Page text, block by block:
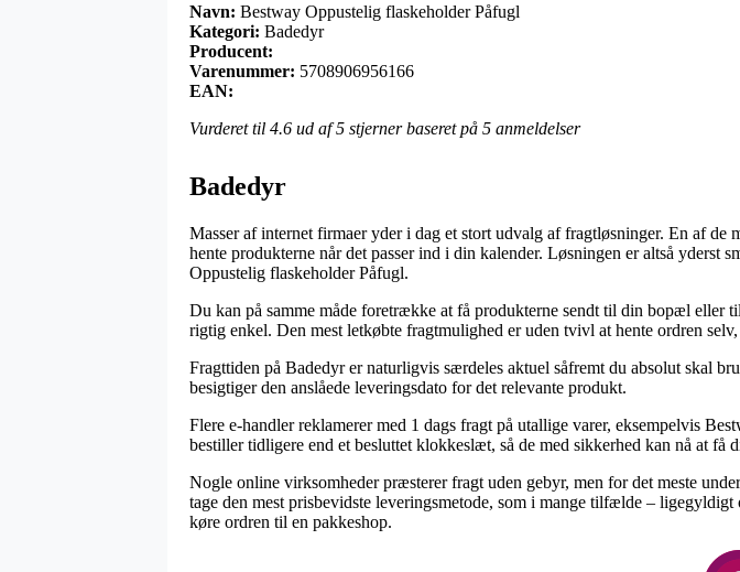
Navn: Bestway Oppustelig flaskeholder Påfugl
Kategori: Badedyr
Producent:
Varenummer: 5708906956166
EAN:
Vurderet til 4.6 ud af 5 stjerner baseret på 5 anmeldelser
Badedyr
Masser af internet firmaer yder i dag et stort udvalg af fragtløsninger. En af
hente produkterne når det passer ind i din kalender. Løsningen er altså
Oppustelig flaskeholder Påfugl.
Du kan på samme måde foretrække at få produkterne sendt til din bopæl eller
rigtig enkel. Den mest letkøbte fragtmulighed er uden tvivl at hente ordren
Fragttiden på Badedyr er naturligvis særdeles aktuel såfremt du absolut skal
besigtiger den anslåede leveringsdato for det relevante produkt.
Flere e-handler reklamerer med 1 dags fragt på utallige varer, eksempelvis
bestiller tidligere end et besluttet klokkeslæt, så de med sikkerhed kan nå at få
Nogle online virksomheder præsterer fragt uden gebyr, men for det meste
tage den mest prisbevidste leveringsmetode, som i mange tilfælde –
køre ordren til en pakkeshop.